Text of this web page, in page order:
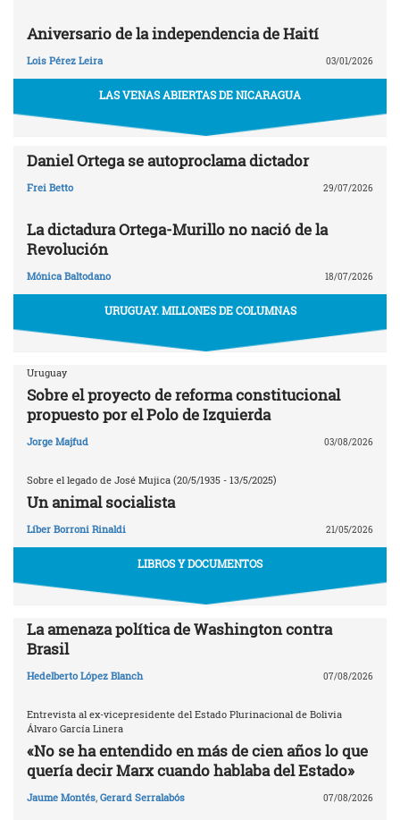
Aniversario de la independencia de Haití
Lois Pérez Leira 03/01/2026
LAS VENAS ABIERTAS DE NICARAGUA
Daniel Ortega se autoproclama dictador
Frei Betto 29/07/2026
La dictadura Ortega-Murillo no nació de la
Revolución
Mónica Baltodano 18/07/2026
URUGUAY. MILLONES DE COLUMNAS
Uruguay
Sobre el proyecto de reforma constitucional
propuesto por el Polo de Izquierda
Jorge Majfud 03/08/2026
Sobre el legado de José Mujica (20/5/1935 - 13/5/2025)
Un animal socialista
Líber Borroni Rinaldi 21/05/2026
LIBROS Y DOCUMENTOS
La amenaza política de Washington contra
Brasil
Hedelberto López Blanch 07/08/2026
Entrevista al ex-vicepresidente del Estado Plurinacional de Bolivia
Álvaro García Linera
«No se ha entendido en más de cien años lo que
quería decir Marx cuando hablaba del Estado»
Jaume Montés, Gerard Serralabós 07/08/2026